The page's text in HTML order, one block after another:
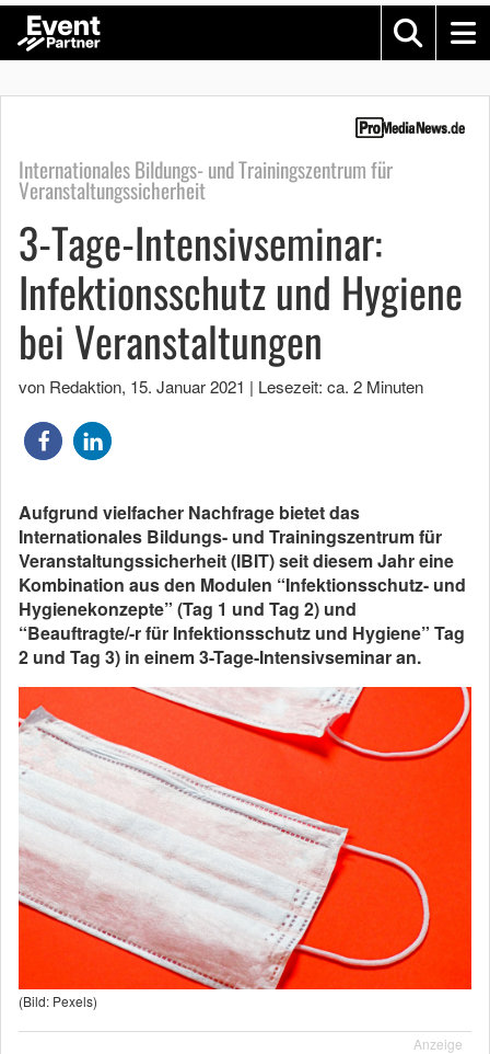
Internationales Bildungs- und Trainingszentrum für
Veranstaltungssicherheit
3-Tage-Intensivseminar:
Infektionsschutz und Hygiene
bei Veranstaltungen
von Redaktion, 15. Januar 2021 | Lesezeit: ca. 2 Minuten
Aufgrund vielfacher Nachfrage bietet das
Internationales Bildungs- und Trainingszentrum für
Veranstaltungssicherheit (IBIT) seit diesem Jahr eine
Kombination aus den Modulen “Infektionsschutz- und
Hygienekonzepte” (Tag 1 und Tag 2) und
“Beauftragte/-r für Infektionsschutz und Hygiene” Tag
2 und Tag 3) in einem 3-Tage-Intensivseminar an.
(Bild: Pexels)
Anzeige